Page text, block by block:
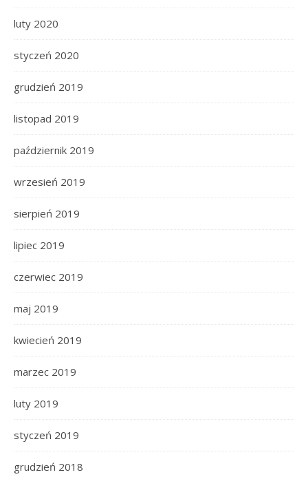
luty 2020
styczeń 2020
grudzień 2019
listopad 2019
październik 2019
wrzesień 2019
sierpień 2019
lipiec 2019
czerwiec 2019
maj 2019
kwiecień 2019
marzec 2019
luty 2019
styczeń 2019
grudzień 2018